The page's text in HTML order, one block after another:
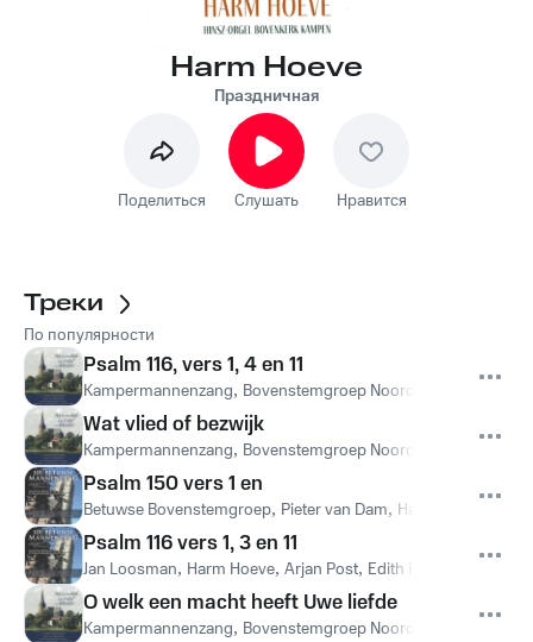
Harm Hoeve
Праздничная
Поделиться Слушать Нравится
Треки
По популярности
Psalm 116, vers 1, 4 en 11
Kampermannenzang, Bovenstemgroep Noord-Oost Veluwe
Wat vlied of bezwijk
Kampermannenzang, Bovenstemgroep Noord-Oost Veluwe
Psalm 150 vers 1 en
Betuwse Bovenstemgroep, Pieter van Dam, Harm Hoeve
Psalm 116 vers 1, 3 en 11
Jan Loosman, Harm Hoeve, Arjan Post, Edith Post
O welk een macht heeft Uwe liefde
Kampermannenzang, Bovenstemgroep Noord-Oost Veluwe